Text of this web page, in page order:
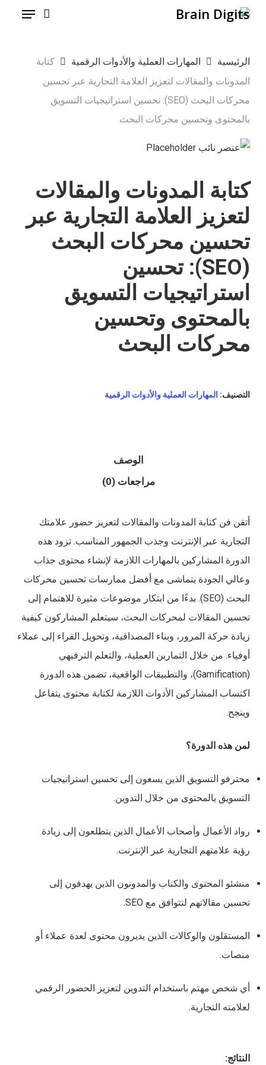
Skip
content
Menu
الرئيسية المهارات العملية والأدوات الرقمية
كتابة
المدونات والمقالات لتعزيز العلامة التجارية عبر تحسين
محركات البحث (SEO): تحسين استراتيجيات التسويق
بالمحتوى وتحسين محركات البحث
كتابة المدونات والمقالات
لتعزيز العلامة التجارية عبر
تحسين محركات البحث
(SEO): تحسين
استراتيجيات التسويق
بالمحتوى وتحسين
محركات البحث
التصنيف: المهارات العملية والأدوات الرقمية
الوصف
مراجعات (0)
أتقن فن كتابة المدونات والمقالات لتعزيز حضور علامتك
التجارية عبر الإنترنت وجذب الجمهور المناسب. تزود هذه
الدورة المشاركين بالمهارات اللازمة لإنشاء محتوى جذاب
وعالي الجودة يتماشى مع أفضل ممارسات تحسين محركات
البحث (SEO). بدءًا من ابتكار موضوعات مثيرة للاهتمام إلى
تحسين المقالات لمحركات البحث، سيتعلم المشاركون كيفية
زيادة حركة المرور، وبناء المصداقية، وتحويل القراء إلى عملاء
أوفياء. من خلال التمارين العملية، والتعلم الترفيهي
(Gamification)، والتطبيقات الواقعية، تضمن هذه الدورة
اكتساب المشاركين الأدوات اللازمة لكتابة محتوى يتفاعل
وينجح.
لمن هذه الدورة؟
محترفو التسويق الذين يسعون إلى تحسين استراتيجيات
التسويق بالمحتوى من خلال التدوين.
رواد الأعمال وأصحاب الأعمال الذين يتطلعون إلى زيادة
رؤية علامتهم التجارية عبر الإنترنت.
منشئو المحتوى والكتاب والمدونون الذين يهدفون إلى
تحسين مقالاتهم لتتوافق مع SEO.
المستقلون والوكالات الذين يديرون محتوى لعدة عملاء أو
منصات.
أي شخص مهتم باستخدام التدوين لتعزيز الحضور الرقمي
لعلامته التجارية.
النتائج: